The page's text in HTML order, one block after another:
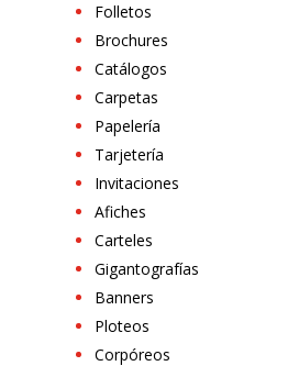
Folletos
Brochures
Catálogos
Carpetas
Papelería
Tarjetería
Invitaciones
Afiches
Carteles
Gigantografías
Banners
Ploteos
Corpóreos